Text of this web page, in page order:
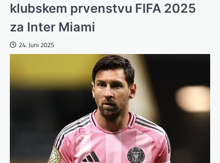
klubskem prvenstvu FIFA 2025
za Inter Miami
24. Juni 2025